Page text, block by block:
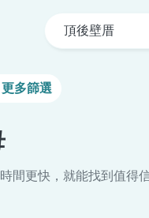
頂後壁厝
更多篩選
間更快，就能找到值得